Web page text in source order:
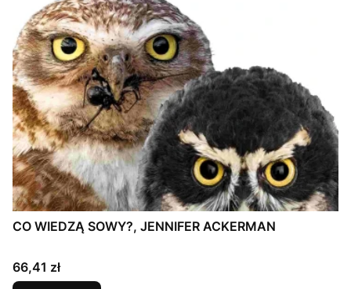
CO WIEDZĄ SOWY?, JENNIFER ACKERMAN
Cena
66,41 zł